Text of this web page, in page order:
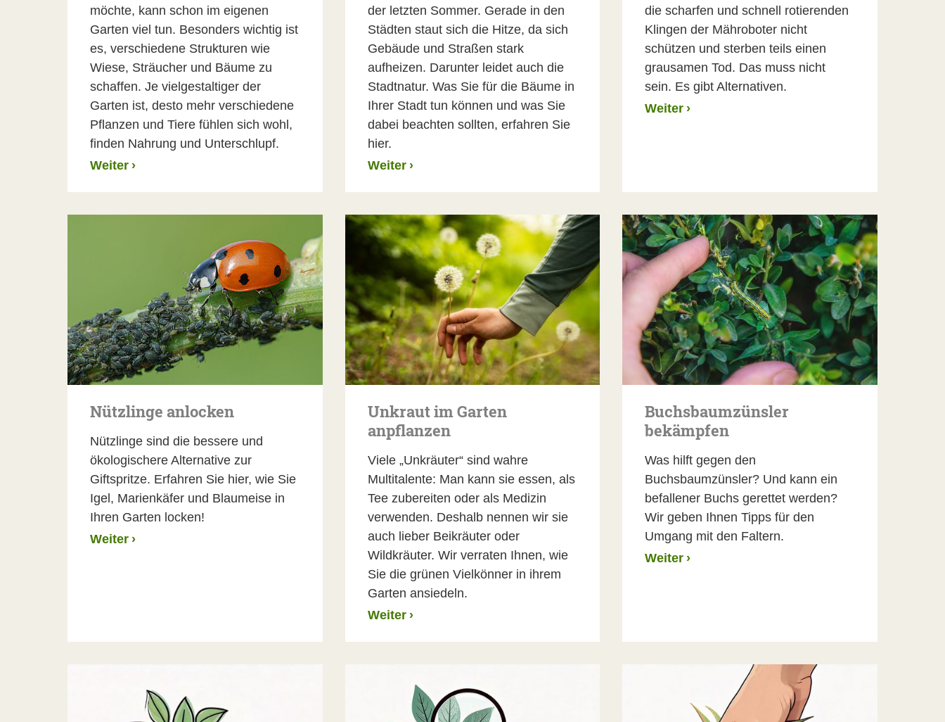
möchte, kann schon im eigenen
Garten viel tun. Besonders wichtig ist
es, verschiedene Strukturen wie
Wiese, Sträucher und Bäume zu
schaffen. Je vielgestaltiger der
Garten ist, desto mehr verschiedene
Pflanzen und Tiere fühlen sich wohl,
finden Nahrung und Unterschlupf.
Weiter ›
der letzten Sommer. Gerade in den
Städten staut sich die Hitze, da sich
Gebäude und Straßen stark
aufheizen. Darunter leidet auch die
Stadtnatur. Was Sie für die Bäume in
Ihrer Stadt tun können und was Sie
dabei beachten sollten, erfahren Sie
hier.
Weiter ›
die scharfen und schnell rotierenden
Klingen der Mähroboter nicht
schützen und sterben teils einen
grausamen Tod. Das muss nicht
sein. Es gibt Alternativen.
Weiter ›
Nützlinge anlocken
Nützlinge sind die bessere und
ökologischere Alternative zur
Giftspritze. Erfahren Sie hier, wie Sie
Igel, Marienkäfer und Blaumeise in
Ihren Garten locken!
Weiter ›
Unkraut im Garten
anpflanzen
Viele „Unkräuter“ sind wahre
Multitalente: Man kann sie essen, als
Tee zubereiten oder als Medizin
verwenden. Deshalb nennen wir sie
auch lieber Beikräuter oder
Wildkräuter. Wir verraten Ihnen, wie
Sie die grünen Vielkönner in ihrem
Garten ansiedeln.
Weiter ›
Buchsbaumzünsler
bekämpfen
Was hilft gegen den
Buchsbaumzünsler? Und kann ein
befallener Buchs gerettet werden?
Wir geben Ihnen Tipps für den
Umgang mit den Faltern.
Weiter ›